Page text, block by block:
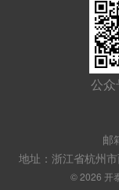
公
邮
地址：浙江省杭州
© 2026 开